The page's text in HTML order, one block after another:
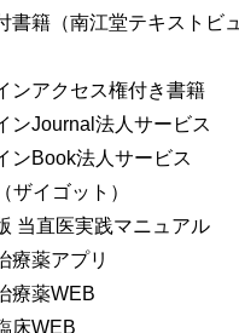
書籍（南江堂テキストビュ
ンアクセス権付き書籍
ンJournal法人サービス
ンBook法人サービス
ザイゴット）
当直医実践マニュアル
療薬アプリ
療薬WEB
床WEB